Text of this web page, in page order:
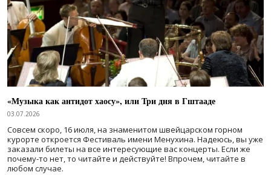
«Музыка как антидот хаосу», или Три дня в Гштааде
03.07.2026
Совсем скоро, 16 июля, на знаменитом швейцарском горном
курорте откроется Фестиваль имени Менухина. Надеюсь, вы уже
заказали билеты на все интересующие вас концерты. Если же
почему-то нет, то читайте и действуйте! Впрочем, читайте в
любом случае.